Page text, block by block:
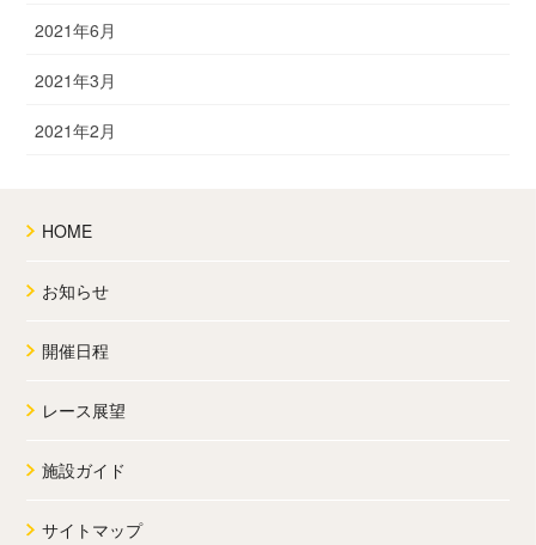
2021年6月
2021年3月
2021年2月
HOME
お知らせ
開催日程
レース展望
施設ガイド
サイトマップ